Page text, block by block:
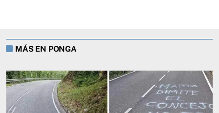
MÁS EN PONGA